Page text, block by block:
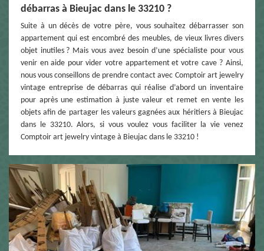
débarras à Bieujac dans le 33210 ?
Suite à un décès de votre père, vous souhaitez débarrasser son
appartement qui est encombré des meubles, de vieux livres divers
objet inutiles ? Mais vous avez besoin d’une spécialiste pour vous
venir en aide pour vider votre appartement et votre cave ? Ainsi,
nous vous conseillons de prendre contact avec Comptoir art jewelry
vintage entreprise de débarras qui réalise d’abord un inventaire
pour après une estimation à juste valeur et remet en vente les
objets afin de partager les valeurs gagnées aux héritiers à Bieujac
dans le 33210. Alors, si vous voulez vous faciliter la vie venez
Comptoir art jewelry vintage à Bieujac dans le 33210 !